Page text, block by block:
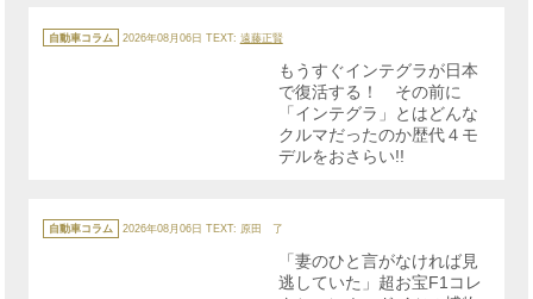
テ
ゴ
自動車コラム 2026年08月06日 TEXT: 遠藤正賢
もうすぐインテグラが日本
で復活する！ その前に
「インテグラ」とはどんな
クルマだったのか歴代４モ
デルをおさらい!!
カ
テ
ゴ
自動車コラム 2026年08月06日 TEXT: 原田 了
「妻のひと言がなければ見
逃していた」超お宝F1コレ